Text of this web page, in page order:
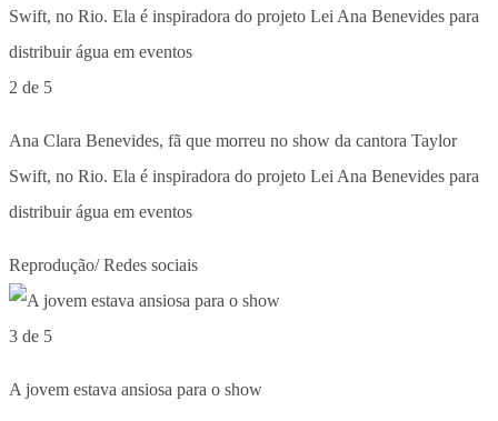
2 de 5
Ana Clara Benevides, fã que morreu no show da cantora Taylor
Swift, no Rio. Ela é inspiradora do projeto Lei Ana Benevides para
distribuir água em eventos
Reprodução/ Redes sociais
3 de 5
A jovem estava ansiosa para o show